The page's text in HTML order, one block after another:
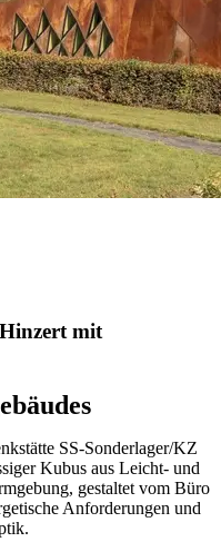
mit
SS-Sonderlager/KZ
Kubus aus Leicht- und
gestaltet vom Büro
Anforderungen und